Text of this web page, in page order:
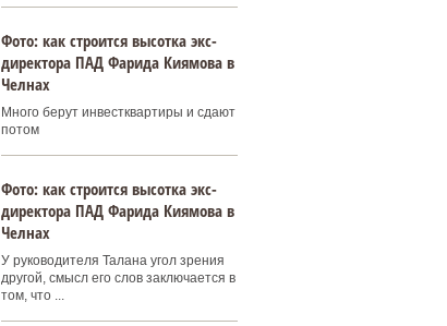
Фото: как строится высотка экс-
директора ПАД Фарида Киямова в
Челнах
Много берут инвестквартиры и сдают
потом
Фото: как строится высотка экс-
директора ПАД Фарида Киямова в
Челнах
У руководителя Талана угол зрения
другой, смысл его слов заключается в
том, что ...